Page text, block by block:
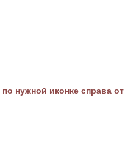
нужной иконке справа